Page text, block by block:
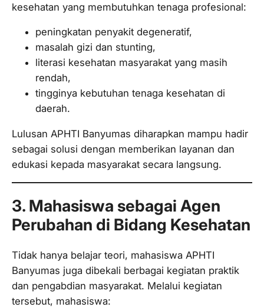
kesehatan yang membutuhkan tenaga profesional:
peningkatan penyakit degeneratif,
masalah gizi dan stunting,
literasi kesehatan masyarakat yang masih
rendah,
tingginya kebutuhan tenaga kesehatan di
daerah.
Lulusan APHTI Banyumas diharapkan mampu hadir
sebagai solusi dengan memberikan layanan dan
edukasi kepada masyarakat secara langsung.
3. Mahasiswa sebagai Agen
Perubahan di Bidang Kesehatan
Tidak hanya belajar teori, mahasiswa APHTI
Banyumas juga dibekali berbagai kegiatan praktik
dan pengabdian masyarakat. Melalui kegiatan
tersebut, mahasiswa: